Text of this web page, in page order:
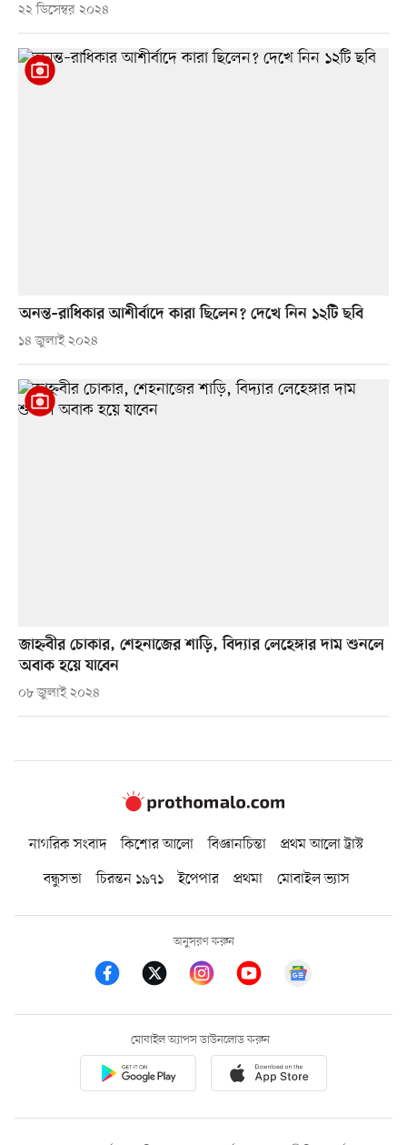
২২ ডিসেম্বর ২০২৪
অনন্ত–রাধিকার আশীর্বাদে কারা ছিলেন? দেখে নিন ১২টি ছবি
১৪ জুলাই ২০২৪
জাহ্নবীর চোকার, শেহনাজের শাড়ি, বিদ্যার লেহেঙ্গার দাম শুনলে
অবাক হয়ে যাবেন
০৮ জুলাই ২০২৪
নাগরিক সংবাদ কিশোর আলো বিজ্ঞানচিন্তা
প্রথম আলো ট্রাস্ট
বন্ধুসভা
চিরন্তন ১৯৭১ ইপেপার প্রথমা মোবাইল ভ্যাস
অনুসরণ করুন
মোবাইল অ্যাপস ডাউনলোড করুন